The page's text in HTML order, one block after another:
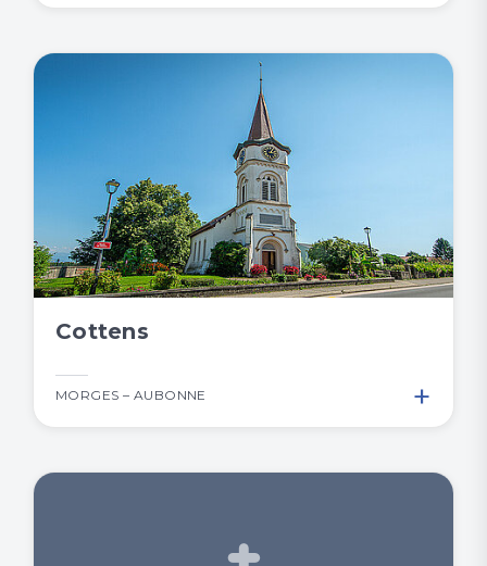
Cottens
MORGES – AUBONNE +